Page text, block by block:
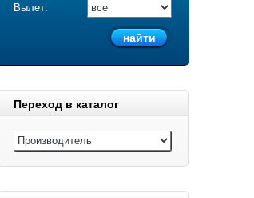
Вылет:
Переход в каталог